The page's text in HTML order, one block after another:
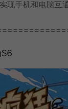
现手机和电脑